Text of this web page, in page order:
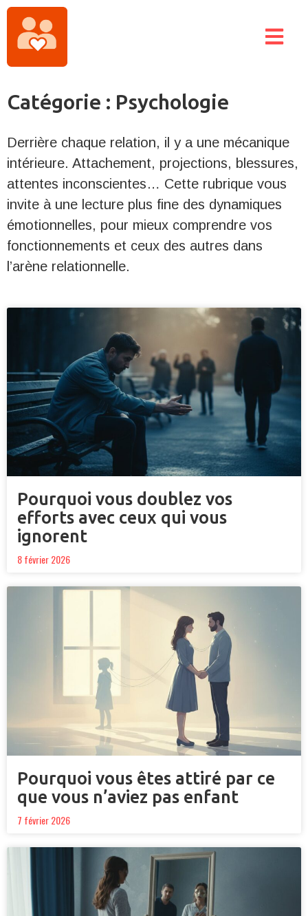
Catégorie : Psychologie
Derrière chaque relation, il y a une mécanique
intérieure. Attachement, projections, blessures,
attentes inconscientes… Cette rubrique vous
invite à une lecture plus fine des dynamiques
émotionnelles, pour mieux comprendre vos
fonctionnements et ceux des autres dans
l’arène relationnelle.
Pourquoi vous doublez vos
efforts avec ceux qui vous
ignorent
8 février 2026
Pourquoi vous êtes attiré par ce
que vous n’aviez pas enfant
7 février 2026